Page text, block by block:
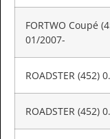
FORTWO Coupé
01/2007-
ROADSTER (452)
ROADSTER (452)